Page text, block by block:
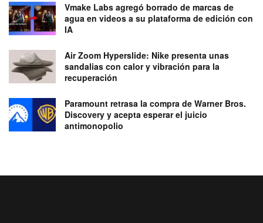
Vmake Labs agregó borrado de marcas de
agua en videos a su plataforma de edición con
IA
Air Zoom Hyperslide: Nike presenta unas
sandalias con calor y vibración para la
recuperación
Paramount retrasa la compra de Warner Bros.
Discovery y acepta esperar el juicio
antimonopolio